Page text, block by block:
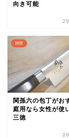
向き可能
雑貨
関孫六の包丁がお
庭用なら女性が使
三徳